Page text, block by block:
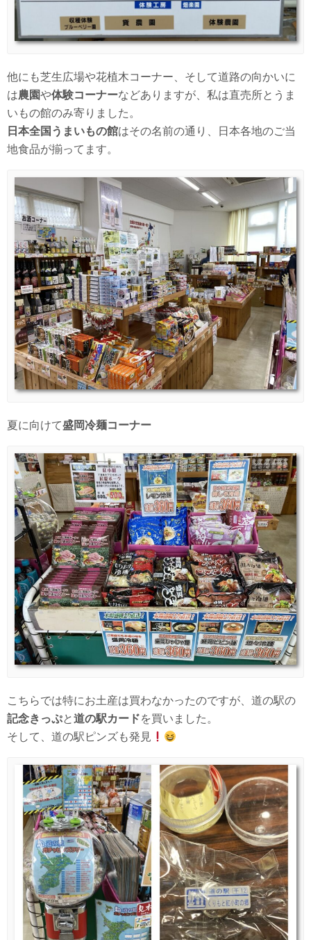
他にも芝生広場や花植木コーナー、そして道路の向かいに
は農園や体験コーナーなどありますが、私は直売所とうま
いもの館のみ寄りました。
日本全国うまいもの館はその名前の通り、日本各地のご当
地食品が揃ってます。
夏に向けて盛岡冷麺コーナー
こちらでは特にお土産は買わなかったのですが、道の駅の
記念きっぷと道の駅カードを買いました。
そして、道の駅ピンズも発見